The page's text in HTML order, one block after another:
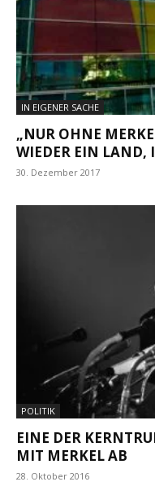
IN EIGENER SACHE
„NUR OHNE
WIEDER EIN LAND,
30. Dezember 2017
POLITIK
EINE DER
MIT MERKEL AB
28. Oktober 2016